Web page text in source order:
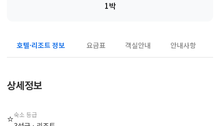
1박
호텔·리조트 정보 요금표 객실안내 안내사항
상세정보
⭐숙소 등급